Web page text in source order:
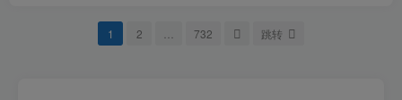
1 2 732 跳转